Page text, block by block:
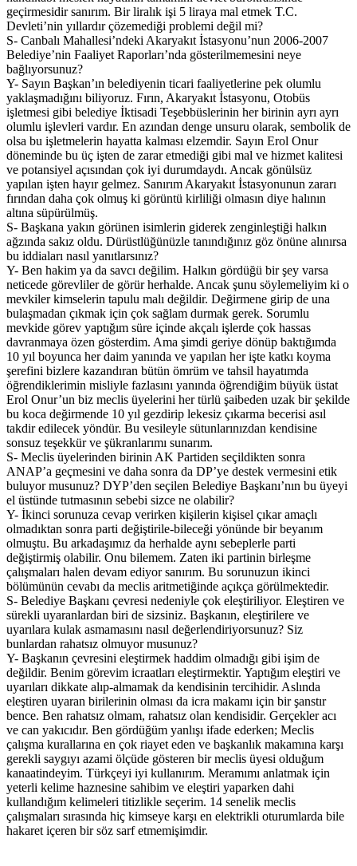
geçirmesidir sanırım. Bir liralık işi 5 liraya mal etmek T.C.
Devleti’nin yıllardır çözemediği problemi değil mi?
S- Canbalı Mahallesi’ndeki Akaryakıt İstasyonu’nun 2006-2007
Belediye’nin Faaliyet Raporları’nda gösterilmemesini neye
bağlıyorsunuz?
Y- Sayın Başkan’ın belediyenin ticari faaliyetlerine pek olumlu
yaklaşmadığını biliyoruz. Fırın, Akaryakıt İstasyonu, Otobüs
işletmesi gibi belediye İktisadi Teşebbüslerinin her birinin ayrı ayrı
olumlu işlevleri vardır. En azından denge unsuru olarak, sembolik de
olsa bu işletmelerin hayatta kalması elzemdir. Sayın Erol Onur
döneminde bu üç işten de zarar etmediği gibi mal ve hizmet kalitesi
ve potansiyel açısından çok iyi durumdaydı. Ancak gönülsüz
yapılan işten hayır gelmez. Sanırım Akaryakıt İstasyonunun zararı
fırından daha çok olmuş ki görüntü kirliliği olmasın diye halının
altına süpürülmüş.
S- Başkana yakın görünen isimlerin giderek zenginleştiği halkın
ağzında sakız oldu. Dürüstlüğünüzle tanındığınız göz önüne alınırsa
bu iddiaları nasıl yanıtlarsınız?
Y- Ben hakim ya da savcı değilim. Halkın gördüğü bir şey varsa
neticede görevliler de görür herhalde. Ancak şunu söylemeliyim ki o
mevkiler kimselerin tapulu malı değildir. Değirmene girip de una
bulaşmadan çıkmak için çok sağlam durmak gerek. Sorumlu
mevkide görev yaptığım süre içinde akçalı işlerde çok hassas
davranmaya özen gösterdim. Ama şimdi geriye dönüp baktığımda
10 yıl boyunca her daim yanında ve yapılan her işte katkı koyma
şerefini bizlere kazandıran bütün ömrüm ve tahsil hayatımda
öğrendiklerimin misliyle fazlasını yanında öğrendiğim büyük üstat
Erol Onur’un biz meclis üyelerini her türlü şaibeden uzak bir şekilde
bu koca değirmende 10 yıl gezdirip lekesiz çıkarma becerisi asıl
takdir edilecek yöndür. Bu vesileyle sütunlarınızdan kendisine
sonsuz teşekkür ve şükranlarımı sunarım.
S- Meclis üyelerinden birinin AK Partiden seçildikten sonra
ANAP’a geçmesini ve daha sonra da DP’ye destek vermesini etik
buluyor musunuz? DYP’den seçilen Belediye Başkanı’nın bu üyeyi
el üstünde tutmasının sebebi sizce ne olabilir?
Y- İkinci sorunuza cevap verirken kişilerin kişisel çıkar amaçlı
olmadıktan sonra parti değiştirile-bileceği yönünde bir beyanım
olmuştu. Bu arkadaşımız da herhalde aynı sebeplerle parti
değiştirmiş olabilir. Onu bilemem. Zaten iki partinin birleşme
çalışmaları halen devam ediyor sanırım. Bu sorunuzun ikinci
bölümünün cevabı da meclis aritmetiğinde açıkça görülmektedir.
S- Belediye Başkanı çevresi nedeniyle çok eleştiriliyor. Eleştiren ve
sürekli uyaranlardan biri de sizsiniz. Başkanın, eleştirilere ve
uyarılara kulak asmamasını nasıl değerlendiriyorsunuz? Siz
bunlardan rahatsız olmuyor musunuz?
Y- Başkanın çevresini eleştirmek haddim olmadığı gibi işim de
değildir. Benim görevim icraatları eleştirmektir. Yaptığım eleştiri ve
uyarıları dikkate alıp-almamak da kendisinin tercihidir. Aslında
eleştiren uyaran birilerinin olması da icra makamı için bir şanstır
bence. Ben rahatsız olmam, rahatsız olan kendisidir. Gerçekler acı
ve can yakıcıdır. Ben gördüğüm yanlışı ifade ederken; Meclis
çalışma kurallarına en çok riayet eden ve başkanlık makamına karşı
gerekli saygıyı azami ölçüde gösteren bir meclis üyesi olduğum
kanaatindeyim. Türkçeyi iyi kullanırım. Meramımı anlatmak için
yeterli kelime haznesine sahibim ve eleştiri yaparken dahi
kullandığım kelimeleri titizlikle seçerim. 14 senelik meclis
çalışmaları sırasında hiç kimseye karşı en elektrikli oturumlarda bile
hakaret içeren bir söz sarf etmemişimdir.